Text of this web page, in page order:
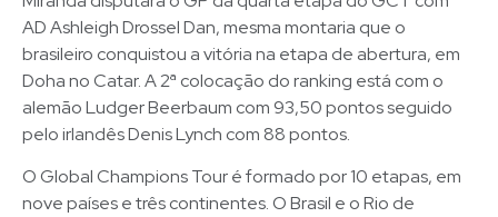
AD Ashleigh Drossel Dan, mesma montaria que o
brasileiro conquistou a vitória na etapa de abertura, em
Doha no Catar. A 2ª colocação do ranking está com o
alemão Ludger Beerbaum com 93,50 pontos seguido
pelo irlandês Denis Lynch com 88 pontos.
O Global Champions Tour é formado por 10 etapas, em
nove países e três continentes. O Brasil e o Rio de